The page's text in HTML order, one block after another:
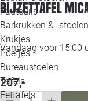
Fauteuils
Barkrukken & -stoelen
Krukjes
Poefjes
Bureaustoelen
Tafels
Eettafels
Bijzettafel
Vandaag voor 15:00
207,-